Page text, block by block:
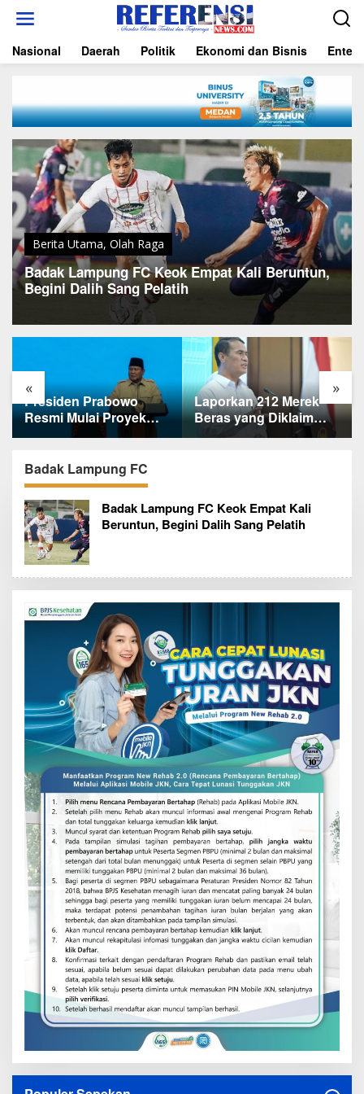
t
Nasional Daerah Politik Ekonomi dan Bisnis
Berita Utama, Olah Raga
Badak Lampung FC Keok Empat Kali Beruntun,
Begini Dalih Sang Pelatih
« »
Laporkan 212 Merek
Beras yang Diklaim
Bermasalah, Mentan
Telepon Kapolri dan
Jaksa Agung
Terungkap, Ternyata Ini
Alasan Basarnas
Evakuasi Juliana
Badak Lampung FC
Badak Lampung FC Keok Empat Kali
Beruntun, Begini Dalih Sang Pelatih